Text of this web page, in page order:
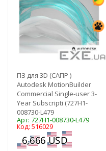
ПЗ для 3D (САПР )
Autodesk MotionBuilder
Commercial Single-user 3-
Year Subscripti (727H1-
008730-L479
Арт: 727H1-008730-L479
Код: 516029